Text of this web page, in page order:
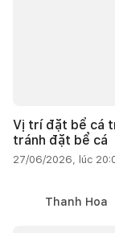
Vị trí đặt bể cá
tránh đặt bể cá
27/06/2026, lúc
Thanh Hoa